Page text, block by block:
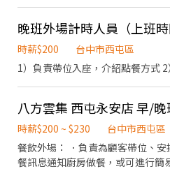
晚班外場計時人員（上班時
時薪$200
台中市西屯區
1）負責帶位入座，介紹點餐方式
八方雲集 西屯永安店 早/
時薪$200 ~ $230
台中市西屯區
餐飲外場： ．負責為顧客帶位、
餐訊息通知廚房做餐，或可進行簡